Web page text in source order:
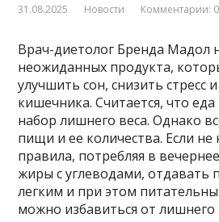
31.08.2025 Новости Комментарии: 0
Врач-диетолог Бренда Мадол
неожиданных продукта,
улучшить сон, снизить стресс
кишечника. Считается, что
набор лишнего веса. Однако
пищи и ее количества. Если
правила, потребляя в
жиры с углеводами, отдавать
легким и при этом
можно избавиться от лишнего